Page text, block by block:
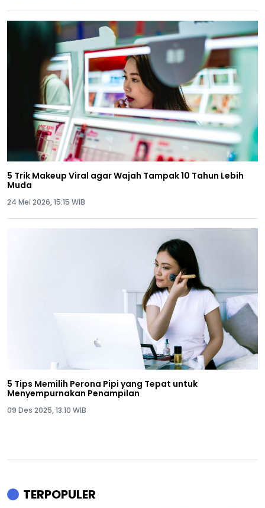
5 Trik Makeup Viral agar Wajah Tampak 10 Tahun Lebih
Muda
24 Mei 2026, 15:15 WIB
5 Tips Memilih Perona Pipi yang Tepat untuk
Menyempurnakan Penampilan
09 Des 2025, 13:10 WIB
TERPOPULER